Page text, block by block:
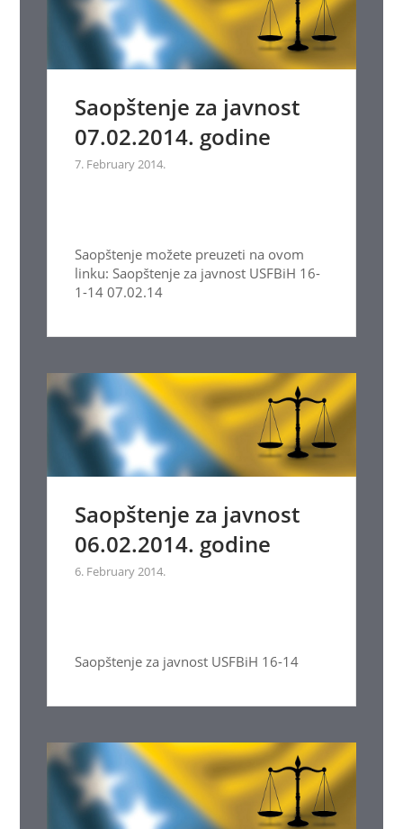
Saopštenje za javnost
07.02.2014. godine
7. February 2014.
Saopštenje možete preuzeti na ovom
linku: Saopštenje za javnost USFBiH 16-
1-14 07.02.14
Saopštenje za javnost
06.02.2014. godine
6. February 2014.
Saopštenje za javnost USFBiH 16-14